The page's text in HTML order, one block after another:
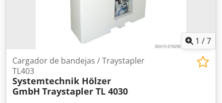
1 /7
Cargador de bandejas / Traystapler
TL403
Systemtechnik Hölzer
GmbH Traystapler TL 4030